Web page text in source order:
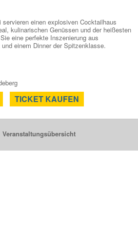
einen explosiven Cocktailhaus
kulinarischen Genüssen und der heißesten
eine perfekte Inszenierung aus
einem Dinner der Spitzenklasse.
TICKET KAUFEN
Veranstaltungsübersicht